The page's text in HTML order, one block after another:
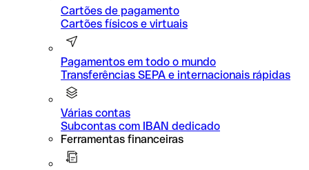
Cartões de pagamento
Cartões físicos e virtuais
Pagamentos em todo o mundo
Transferências SEPA e internacionais rápidas
Várias contas
Subcontas com IBAN dedicado
Ferramentas financeiras